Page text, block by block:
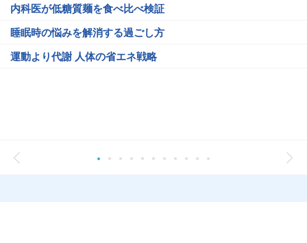
内科医が低糖質麺を食べ比べ検証
睡眠時の悩みを解消する過ごし方
運動より代謝 人体の省エネ戦略